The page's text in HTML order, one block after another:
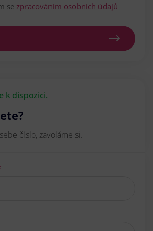
se zpracováním osobních údajů
k dispozici.
číslo, zavoláme si.